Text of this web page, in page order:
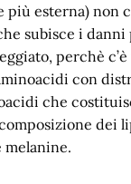
più esterna) non
subisce i
perchè
con
che
dei
melanine.